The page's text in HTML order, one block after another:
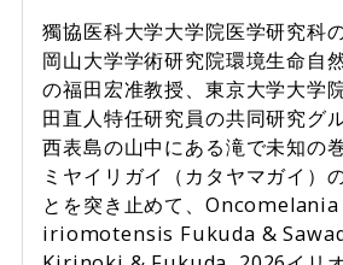
獨協医科大学大学院医学研究科
岡山大学学術研究院環境生命自
の福田宏准教授、東京大学大学
田直人特任研究員の共同研究グ
西表島の山中にある滝で未知の
ミヤイリガイ（カタヤマガイ）
とを突き止めて、
iriomotensis Fukuda &